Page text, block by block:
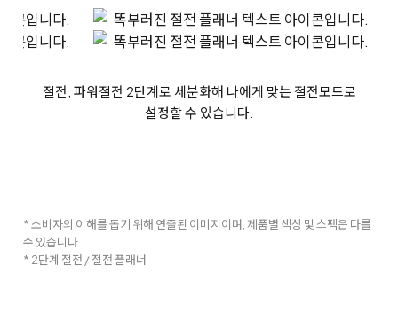
절전, 파워절전 2단계로 세분화해 나에게 맞는 절전모드로
설정할 수 있습니다.
* 소비자의 이해를 돕기 위해 연출된 이미지이며, 제품별 색상 및 스펙은 다를
수 있습니다.
* 2단계 절전 / 절전 플래너